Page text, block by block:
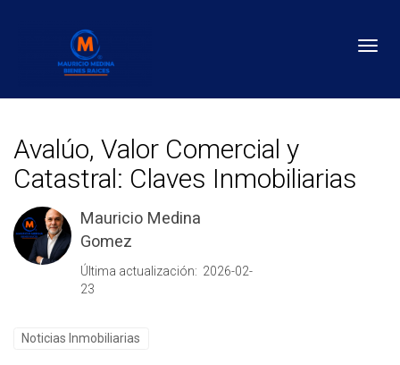
Avalúo, Valor Comercial y
Catastral: Claves Inmobiliarias
Mauricio Medina
Gomez
Última actualización: 2026-02-
23
Noticias Inmobiliarias